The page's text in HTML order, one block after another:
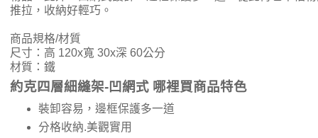
推拉，收納好輕巧。
商品規格/材質
尺寸：高 120x寬 30x深 60公分
材質：鐵
約克四層細縫架-凹網式 哪裡買商品特色
裝卸容易，邊框保護多一道
分格收納.美觀實用